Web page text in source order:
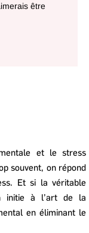
être
et le stress
souvent, on répond
Et si la véritable
initie à l’art de la
en éliminant le